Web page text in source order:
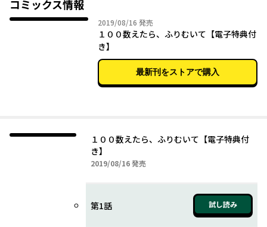
コミックス情報
2019/08/16 2019年08月16日
発売
１００数えたら、ふりむいて【電子特典付
き】
最新刊をストアで購入
１００数えたら、ふりむいて【電子特典付
き】
2019/08/162019年08月16日
発売
第1話 試し読み